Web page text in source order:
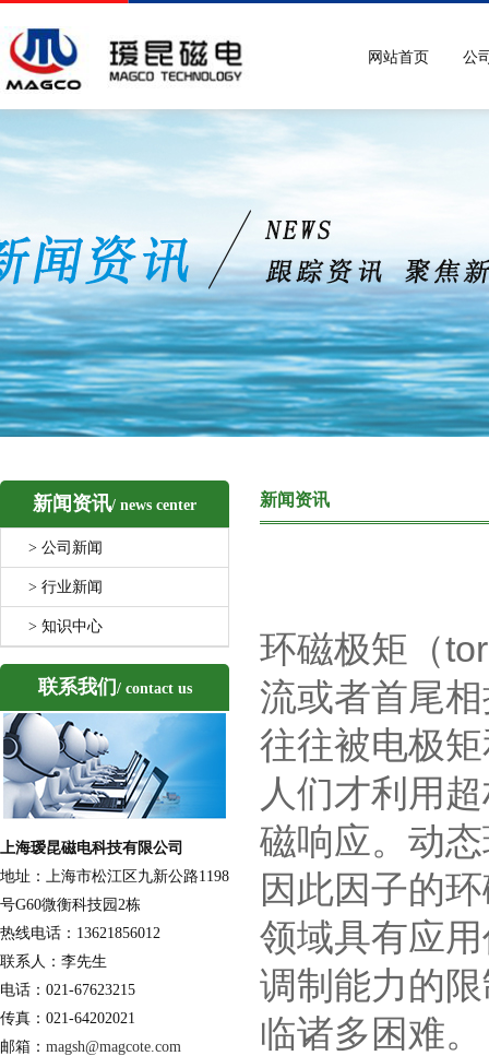
网站首页 公
新闻资讯/ news center
> 公司新闻
> 行业新闻
> 知识中心
联系我们 / contact us
上海瑷昆磁电科技有限公司
地址：上海市松江区九新公路1198
号G60微衡科技园2栋
热线电话：13621856012
联系人：李先生
电话：021-67623215
传真：021-64202021
邮箱： magsh@magcote.com
新闻资讯
环磁极矩（
流或者首尾
往往被电极
人们才利用
磁响应。动
因此因子的
领域具有应
调制能力的
临诸多困难。